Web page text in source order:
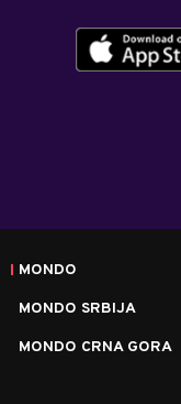
MONDO
MONDO SRBIJA
MONDO CRNA GORA